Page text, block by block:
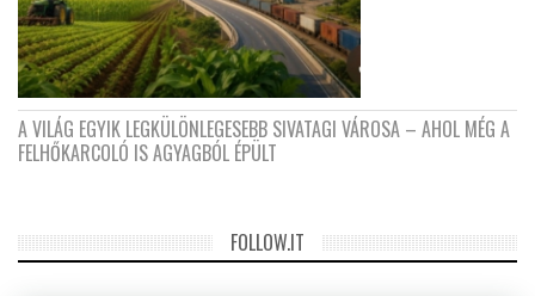
A VILÁG EGYIK LEGKÜLÖNLEGESEBB SIVATAGI VÁROSA – AHOL MÉG A
FELHŐKARCOLÓ IS AGYAGBÓL ÉPÜLT
FOLLOW.IT